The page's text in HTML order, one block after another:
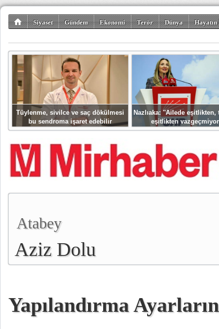
Siyaset Gündem Ekonomi Terör Dünya
Tüylenme, sivilce ve saç dökülmesi
bu sendroma işaret edebilir
Nazlıaka: ''Ailede eşitlikten,
eşitlikten
Atabey
Aziz Dolu
Yapılandırma